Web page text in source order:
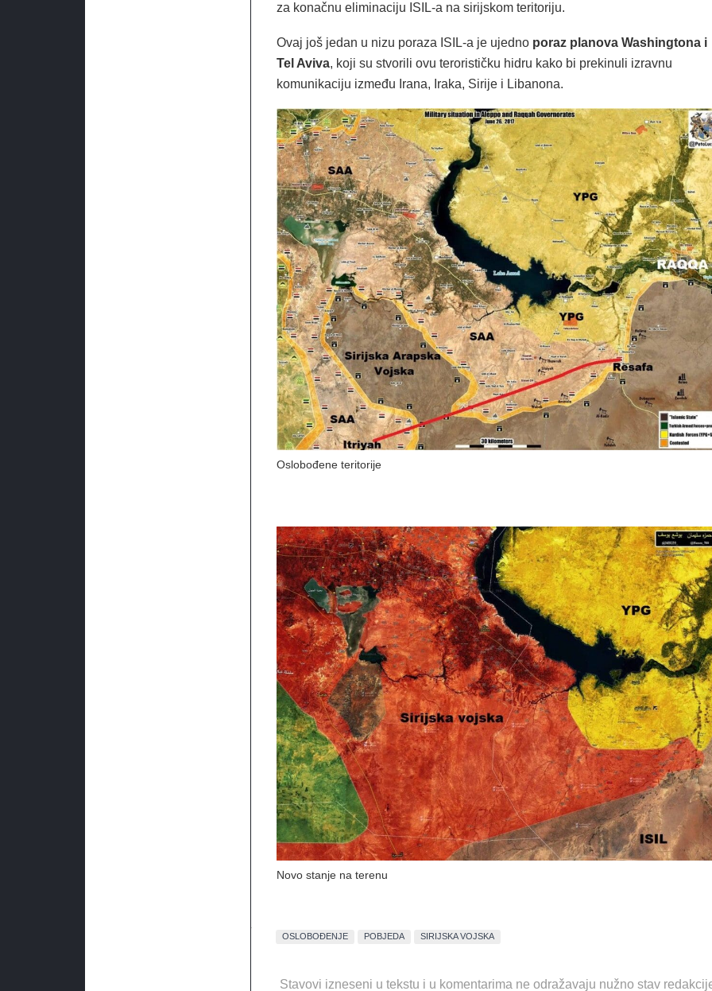
za konačnu eliminaciju ISIL-a na sirijskom teritoriju.
Ovaj još jedan u nizu poraza ISIL-a je ujedno poraz planova Washingtona i
Tel Aviva, koji su stvorili ovu terorističku hidru kako bi prekinuli izravnu
komunikaciju između Irana, Iraka, Sirije i Libanona.
Oslobođene teritorije
Novo stanje na terenu
OSLOBOĐENJE POBJEDA SIRIJSKA VOJSKA
Stavovi izneseni u tekstu i u komentarima ne odražavaju nužno stav